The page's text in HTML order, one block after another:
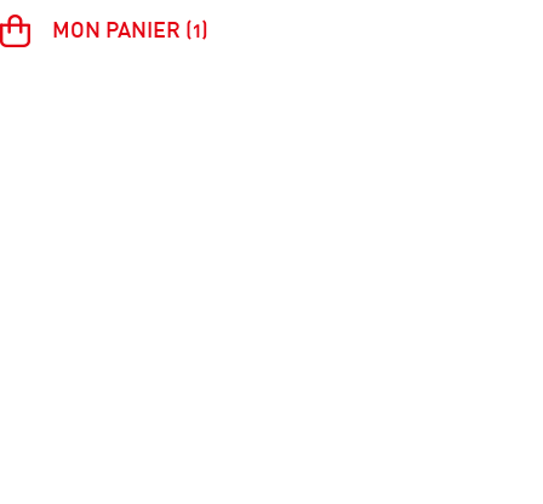
MON PANIER (1)